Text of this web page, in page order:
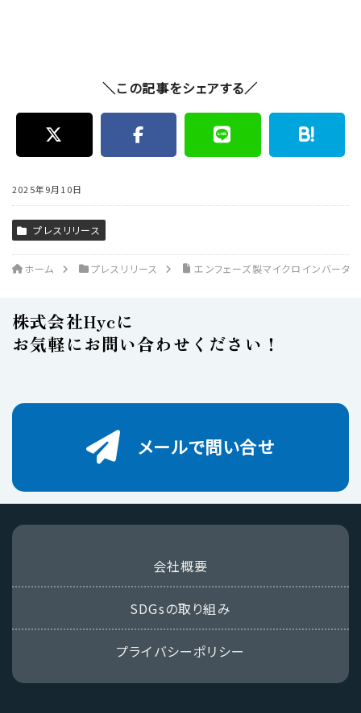
＼この記事をシェアする／
2025年9月10日
プレスリリース
ホーム プレスリリース エンフェーズ製マイクロインバータ
株式会社Hycに
お気軽にお問い合わせください！
メールで問い合せ
会社概要
SDGsの取り組み
プライバシーポリシー